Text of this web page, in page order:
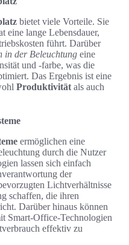
bietet viele Vorteile. Sie
eine lange Lebensdauer,
führt. Darüber
in der Beleuchtung eine
und -farbe, was die
Das Ergebnis ist eine
Produktivität als auch
ermöglichen eine
durch die Nutzer
lassen sich einfach
der
Lichtverhältnisse
schaffen, die ihren
Darüber hinaus können
Smart-Office-Technologien
effektiv zu